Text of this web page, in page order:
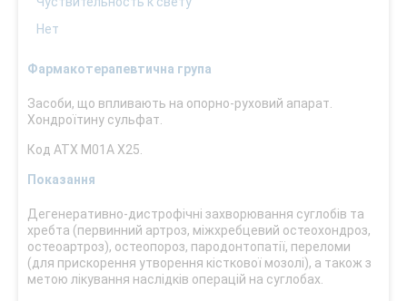
Нет
Фармакотерапевтична група
Засоби, що впливають на опорно-руховий апарат.
Хондроїтину сульфат.
Код АТХ М01А Х25.
Показання
Дегенеративно-дистрофічні захворювання суглобів та
хребта (первинний артроз, міжхребцевий остеохондроз,
остеоартроз), остеопороз, пародонтопатії, переломи
(для прискорення утворення кісткової мозолі), а також з
метою лікування наслідків операцій на суглобах.